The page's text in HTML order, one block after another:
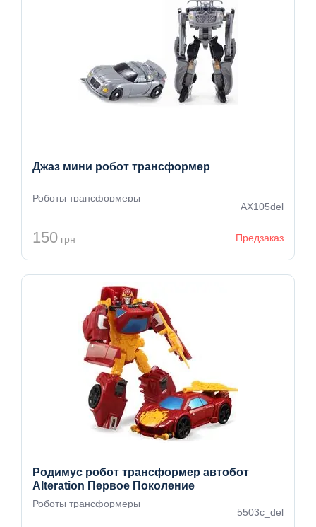
Джаз мини робот трансформер
Роботы трансформеры
AX105del
150 грн Предзаказ
Родимус робот трансформер автобот
Alteration Первое Поколение
Роботы трансформеры
5503с_del